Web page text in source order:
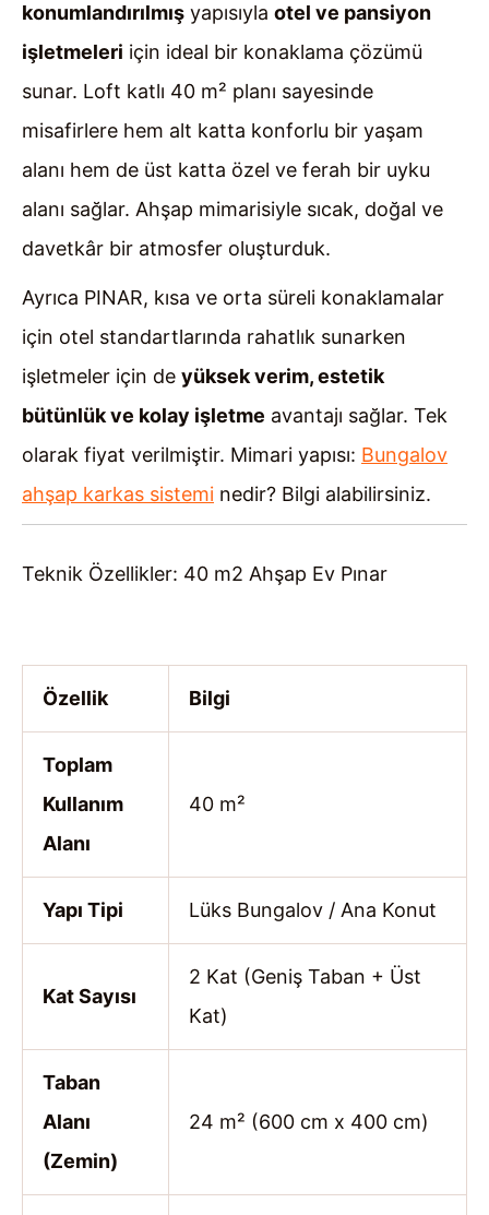
konumlandırılmış yapısıyla otel ve pansiyon
işletmeleri için ideal bir konaklama çözümü
sunar. Loft katlı 40 m² planı sayesinde
misafirlere hem alt katta konforlu bir yaşam
alanı hem de üst katta özel ve ferah bir uyku
alanı sağlar. Ahşap mimarisiyle sıcak, doğal ve
davetkâr bir atmosfer oluşturduk.
Ayrıca PINAR, kısa ve orta süreli konaklamalar
için otel standartlarında rahatlık sunarken
işletmeler için de yüksek verim, estetik
bütünlük ve kolay işletme avantajı sağlar. Tek
olarak fiyat verilmiştir. Mimari yapısı: Bungalov
ahşap karkas sistemi nedir? Bilgi alabilirsiniz.
Teknik Özellikler: 40 m2 Ahşap Ev Pınar
Özellik Bilgi
Toplam
Kullanım
Alanı
40 m²
Yapı Tipi Lüks Bungalov / Ana Konut
Kat Sayısı
2 Kat (Geniş Taban + Üst
Kat)
Taban
Alanı
(Zemin)
24 m² (600 cm x 400 cm)